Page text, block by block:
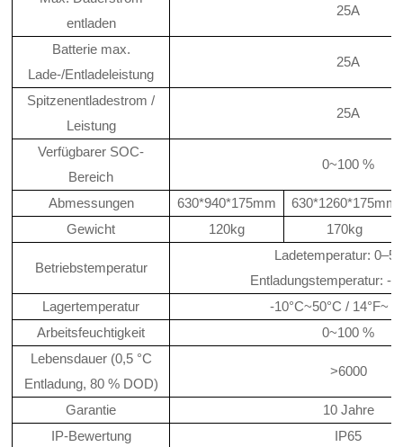
entladen
25A
Batterie max.
Lade-/Entladeleistung
25A
Spitzenentladestrom /
Leistung
25A
Verfügbarer SOC-
Bereich
0~100 %
Abmessungen 630*940*175mm
630*1260*175mm
Gewicht
120kg 170kg
Betriebstemperatur
Ladetemperatur:
Entladungstemperatur: -
Lagertemperatur
-10°C~50°C / 14°F~
Arbeitsfeuchtigkeit
0~100 %
Lebensdauer (0,5 °C
Entladung, 80 % DOD)
>6000
Garantie
10 Jahre
IP-Bewertung
IP65